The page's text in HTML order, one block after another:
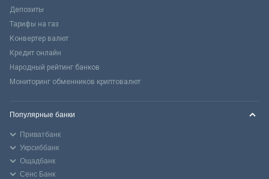
Депозиты
Тарифы на газ
Конвертер валют
Кредит онлайн
Народный рейтинг банков
Мониторинг обменников криптовалют
Популярные банки
Приватбанк
Укрсиббанк
Ощадбанк
Сенс Банк